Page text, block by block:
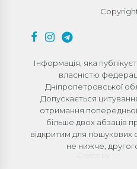
Інформація, яка
власністю
Дніпропетровської
Допускається
отримання
більше двох абзаців
відкритим для пошукових
не нижче,